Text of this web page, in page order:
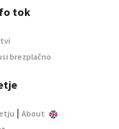
tok
brezplačno
| About